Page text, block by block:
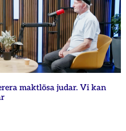
maktlösa judar. Vi kan